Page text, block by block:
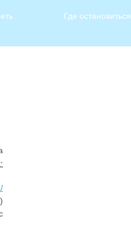
Где остановиться